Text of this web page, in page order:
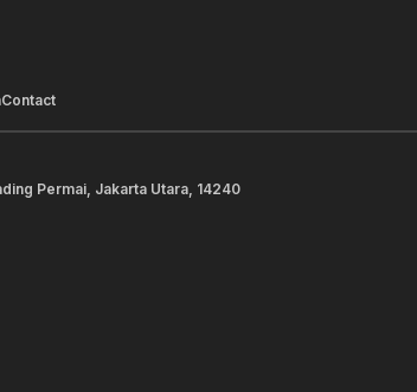
Contact
Permai, Jakarta Utara, 14240